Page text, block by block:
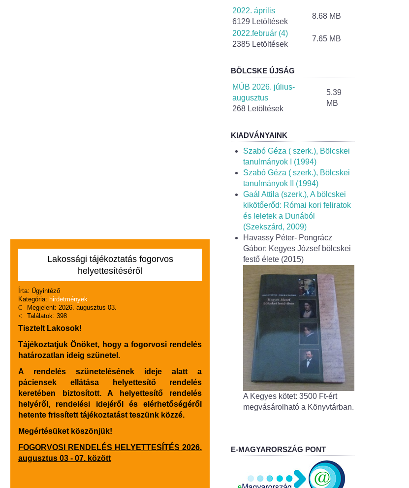
Lakossági tájékoztatás fogorvos
helyettesítéséről
Írta: Ügyintéző
Kategória: hirdetmények
Megjelent: 2026. augusztus 03.
Találatok: 398
Tisztelt Lakosok!
Tájékoztatjuk Önöket, hogy a fogorvosi rendelés
határozatlan ideig szünetel.
A rendelés szünetelésének ideje alatt a
páciensek ellátása helyettesítő rendelés
keretében biztosított. A helyettesítő rendelés
helyéről, rendelési idejéről és elérhetőségéről
hetente frissített tájékoztatást teszünk közzé.
Megértésüket köszönjük!
FOGORVOSI RENDELÉS HELYETTESÍTÉS 2026.
augusztus 03 - 07. között
2022. április
6129 Letöltések
8.68 MB
2022.február (4)
2385 Letöltések
7.65 MB
BÖLCSKE ÚJSÁG
MÚB 2026. július-
augusztus
268 Letöltések
5.39
MB
KIADVÁNYAINK
Szabó Géza ( szerk.), Bölcskei
tanulmányok I (1994)
Szabó Géza ( szerk.), Bölcskei
tanulmányok II (1994)
Gaál Attila (szerk.), A bölcskei
kikötőerőd: Római kori feliratok
és leletek a Dunából
(Szekszárd, 2009)
Havassy Péter- Pongrácz
Gábor: Kegyes József bölcskei
festő élete (2015)
A Kegyes kötet: 3500 Ft-ért
megvásárolható a Könyvtárban.
E-MAGYARORSZÁG PONT